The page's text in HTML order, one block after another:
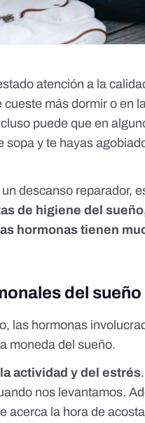
atención a la
más dormir o en
puede que en
sopa y te hayas
descanso reparador,
de higiene del
las hormonas tienen
del sueño
las hormonas
moneda del sueño.
actividad y del estrés
nos levantamos.
acerca la hora de